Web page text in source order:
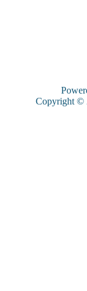
Copyright ©